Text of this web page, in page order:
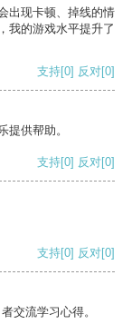
出现卡顿、掉线的情
我的游戏水平提升了
支持[0] 反对[0]
提供帮助。
支持[0] 反对[0]
支持[0] 反对[0]
交流学习心得。